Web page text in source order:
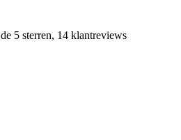
5 sterren, 14 klantreviews